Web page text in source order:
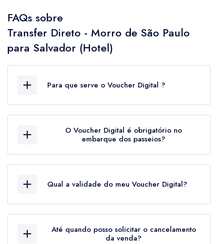
FAQs sobre
Transfer Direto - Morro de São Paulo
para Salvador (Hotel)
Para que serve o Voucher Digital ?
comprova a sua aquisição dos passeios, além
de ser o documento de controle de embarque
de passageiros nos equipamentos turísticos.
O Voucher Digital é obrigatório no
embarque dos passeios?
concluir o check-in nos passeios e não
embarcar nas atividades turísticas.
Qual a validade do meu Voucher Digital?
na data e horário agendado
Até quando posso solicitar o cancelamento
da venda?